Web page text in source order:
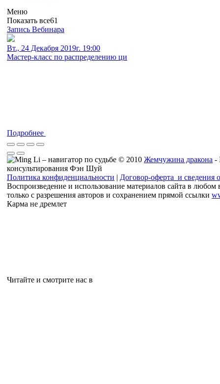
Меню
Показать все61
Запись Вебинара
Вт., 24 Декабря 2019г. 19:00
Мастер-класс по распределению ци
Подробнее
© 2010 Жемчужина дракона -
консультирования Фэн Шуй
Политика конфиденциальности | Договор-оферта и сведения
Воспроизведение и использование материалов сайта в любом
только с разрешения авторов и сохранением прямой ссылки
Карма не дремлет
Читайте и смотрите нас в